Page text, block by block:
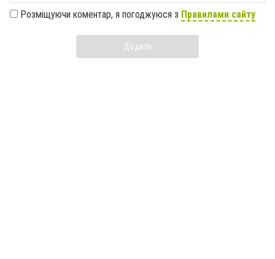
Розміщуючи коментар, я погоджуюся з Правилами сайту
Додати